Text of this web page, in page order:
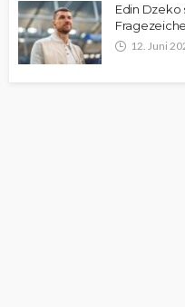
Edin Dzeko
12. Juni